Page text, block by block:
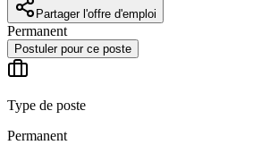
Partager l'offre d'emploi
Permanent
Postuler pour ce poste
Type de poste
Permanent